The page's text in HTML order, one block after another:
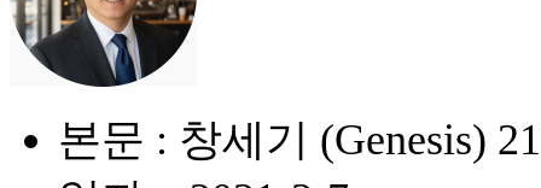
본문 : 창세기 (Genesis)